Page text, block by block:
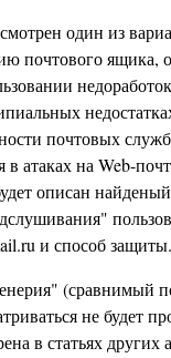
один из
почтового ящика,
почтовых
в атаках на Web-
описан
и способ защиты.
(сравнимый
не будет
в статьях